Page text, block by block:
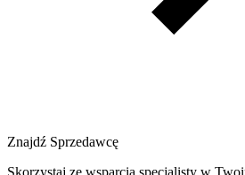
Znajdź Sprzedawcę
Skorzystaj ze wsparcia specjalisty w